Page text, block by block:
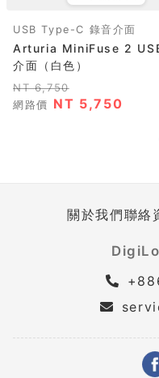
USB Type-C 錄音介面
Arturia MiniFuse 2
介面（白色）
NT 6,750
網路價 NT 5,750
關於我們聯絡